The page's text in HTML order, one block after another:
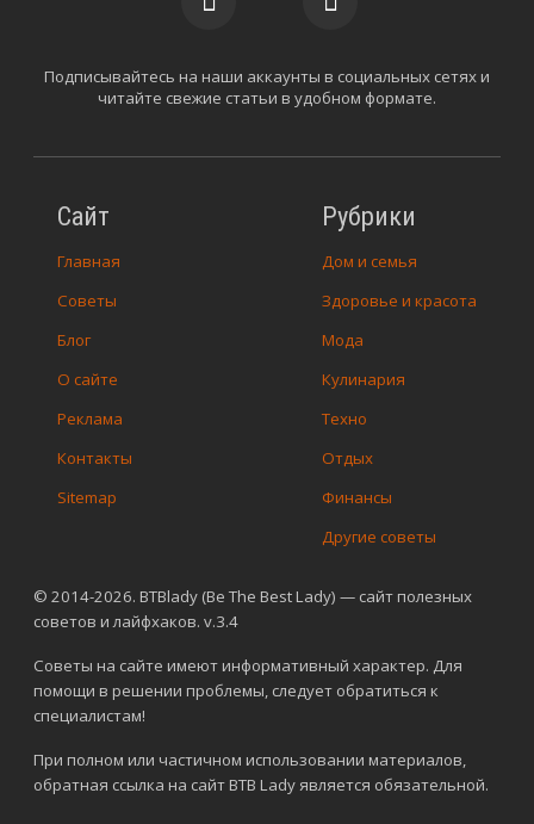
© 2014-2026. BTBlady (Be The Best Lady) — сайт полезных
советов и лайфхаков. v.3.4
Советы на сайте имеют информативный характер. Для
помощи в решении проблемы, следует обратиться к
специалистам!
При полном или частичном использовании материалов,
обратная ссылка на сайт BTB Lady является обязательной.
Сайт
Главная
Советы
Блог
О сайте
Реклама
Контакты
Sitemap
Рубрики
Дом и семья
Здоровье и красота
Мода
Кулинария
Техно
Отдых
Финансы
Другие советы
Подписывайтесь на наши аккаунты в социальных сетях и
читайте свежие статьи в удобном формате.